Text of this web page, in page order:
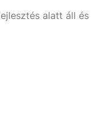
alatt áll és